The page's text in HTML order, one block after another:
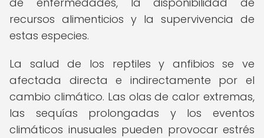
recursos alimenticios y la supervivencia de
estas especies.
La salud de los reptiles y anfibios se ve
afectada directa e indirectamente por el
cambio climático. Las olas de calor extremas,
las sequías prolongadas y los eventos
climáticos inusuales pueden provocar estrés